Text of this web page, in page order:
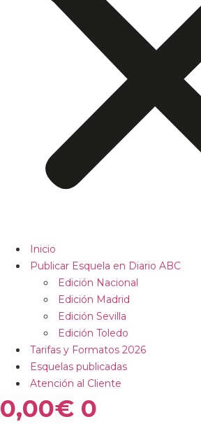
Inicio
Publicar Esquela en Diario ABC
Edición Nacional
Edición Madrid
Edición Sevilla
Edición Toledo
Tarifas y Formatos 2026
Esquelas publicadas
Atención al Cliente
0,00€ 0